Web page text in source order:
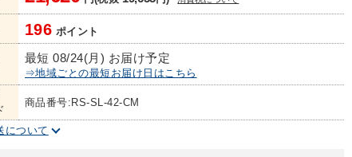
196 ポイント
最短 08/24(月) お届け予定
⇒地域ごとの最短お届け日はこちら
商品番号:RS-SL-42-CM
について